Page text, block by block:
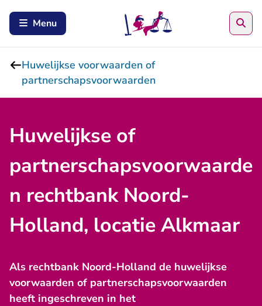
Menu
Huwelijkse voorwaarden of
partnerschapsvoorwaarden
Huwelijkse of
partnerschapsvoorwaarde
n rechtbank Noord-
Holland, locatie Alkmaar
Als rechtbank Noord-Holland de huwelijkse
voorwaarden of partnerschapsvoorwaarden
heeft ingeschreven in het